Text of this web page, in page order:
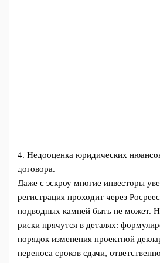
4. Недооценка юридических
договора.
Даже с эскроу многие инвесторы
регистрация проходит через
подводных камней быть не может.
риски прячутся в деталях:
порядок изменения проектной
переноса сроков сдачи,